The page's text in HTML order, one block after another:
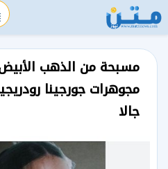
مسبحة من الذهب الأبيض
مجوهرات جورجينا
جالا